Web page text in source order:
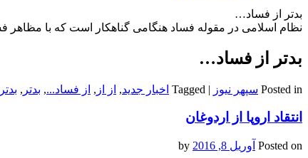
بدتر از فساد…
نظام اسلامی در مقوله فساد هنگامی گناهکار است که با مظاهر
بدتر از فساد…
Posted in سپهر نیوز |
Tagged اخبار جدید, از از , از فساد..., بدتر ,
انتقاد اروپا از اردوغان
Posted on آوریل 8, 2016